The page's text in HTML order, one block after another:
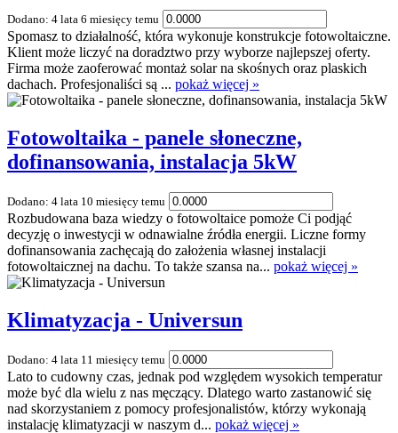
Dodano: 4 lata 6 miesięcy temu
Spomasz to działalność, która wykonuje konstrukcje fotowoltaiczne.
Klient może liczyć na doradztwo przy wyborze najlepszej oferty.
Firma może zaoferować montaż solar na skośnych oraz plaskich
dachach. Profesjonaliści są ... pokaż więcej »
Fotowoltaika - panele słoneczne,
dofinansowania, instalacja 5kW
Dodano: 4 lata 10 miesięcy temu
Rozbudowana baza wiedzy o fotowoltaice pomoże Ci podjąć
decyzję o inwestycji w odnawialne źródła energii. Liczne formy
dofinansowania zachęcają do założenia własnej instalacji
fotowoltaicznej na dachu. To także szansa na... pokaż więcej »
Klimatyzacja - Universun
Dodano: 4 lata 11 miesięcy temu
Lato to cudowny czas, jednak pod względem wysokich temperatur
może być dla wielu z nas męczący. Dlatego warto zastanowić się
nad skorzystaniem z pomocy profesjonalistów, którzy wykonają
instalację klimatyzacji w naszym d... pokaż więcej »